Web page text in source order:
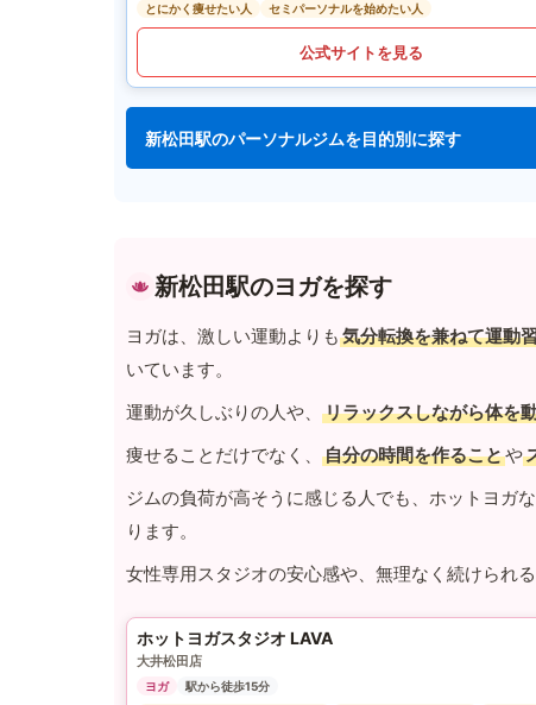
とにかく痩せたい人
セミパーソナルを始めたい人
公式サイトを見る
新松田駅のパーソナルジムを目的別に探す
新松田駅のヨガを探す
ヨガは、激しい運動よりも 気分転換を兼ねて運動
いています。
運動が久しぶりの人や、
リラックスしながら体を
痩せることだけでなく、
自分の時間を作ることや
ジムの負荷が高そうに感じる人でも、ホットヨガ
ります。
女性専用スタジオの安心感や、無理なく続けられ
ホットヨガスタジオ LAVA
大井松田店
ヨガ 駅から徒歩15分